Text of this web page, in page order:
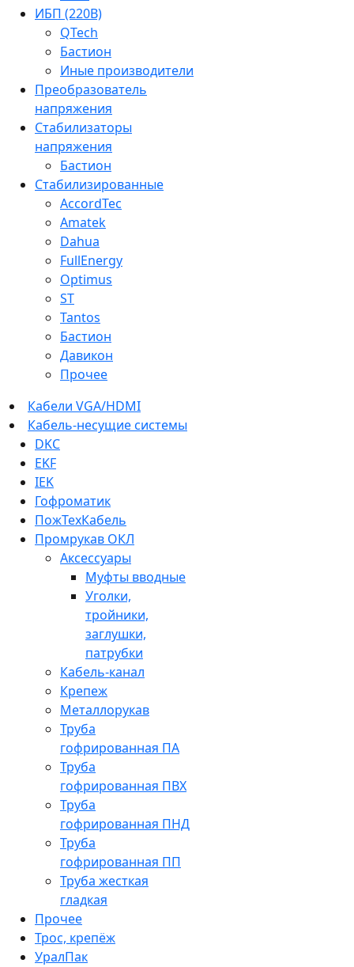
ИБП (220В)
QTech
Бастион
Иные производители
Преобразователь
напряжения
Стабилизаторы
напряжения
Бастион
Стабилизированные
AccordTec
Amatek
Dahua
FullEnergy
Optimus
ST
Tantos
Бастион
Давикон
Прочее
Кабели VGA/HDMI
Кабель-несущие системы
DKC
EKF
IEK
Гофроматик
ПожТехКабель
Промрукав ОКЛ
Аксессуары
Муфты вводные
Уголки,
тройники,
заглушки,
патрубки
Кабель-канал
Крепеж
Металлорукав
Труба
гофрированная ПА
Труба
гофрированная ПВХ
Труба
гофрированная ПНД
Труба
гофрированная ПП
Труба жесткая
гладкая
Прочее
Трос, крепёж
УралПак